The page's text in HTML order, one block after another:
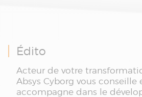
Édito
Acteur de votre
Absys Cyborg vous conseille
accompagne dans le